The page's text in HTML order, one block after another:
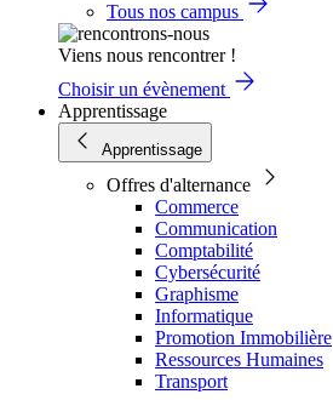
Tous nos campus
Viens nous rencontrer !
Choisir un évènement
Apprentissage
Apprentissage
Offres d'alternance
Commerce
Communication
Comptabilité
Cybersécurité
Graphisme
Informatique
Promotion Immobilière
Ressources Humaines
Transport